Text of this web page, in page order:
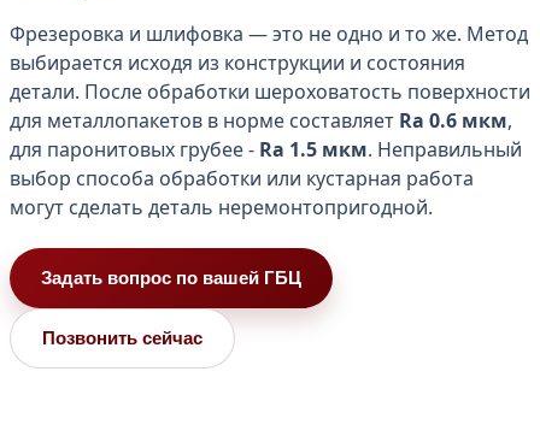
Фрезеровка и шлифовка — это не одно и то же. Метод
выбирается исходя из конструкции и состояния
детали. После обработки шероховатость поверхности
для металлопакетов в норме составляет Ra 0.6 мкм,
для паронитовых грубее - Ra 1.5 мкм. Неправильный
выбор способа обработки или кустарная работа
могут сделать деталь неремонтопригодной.
Задать вопрос по вашей ГБЦ
Позвонить сейчас